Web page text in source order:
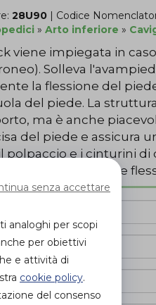
28U90 | Codice
»Arto inferiore »
viene impiegata in
Solleva
la flessione del
del piede. La
ma è anche
del piede e assicura
e i cinturini di
una regolazione
senza accettare
analoghi per scopi
per obiettivi
e attività di
cookie policy.
del consenso